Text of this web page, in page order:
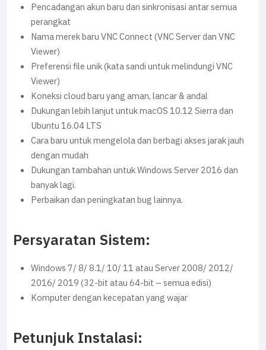
Pencadangan akun baru dan sinkronisasi antar semua
perangkat
Nama merek baru VNC Connect (VNC Server dan VNC
Viewer)
Preferensi file unik (kata sandi untuk melindungi VNC
Viewer)
Koneksi cloud baru yang aman, lancar & andal
Dukungan lebih lanjut untuk macOS 10.12 Sierra dan
Ubuntu 16.04 LTS
Cara baru untuk mengelola dan berbagi akses jarak jauh
dengan mudah
Dukungan tambahan untuk Windows Server 2016 dan
banyak lagi.
Perbaikan dan peningkatan bug lainnya.
Persyaratan Sistem:
Windows 7/ 8/ 8.1/ 10/ 11 atau Server 2008/ 2012/
2016/ 2019 (32-bit atau 64-bit – semua edisi)
Komputer dengan kecepatan yang wajar
Petunjuk Instalasi: